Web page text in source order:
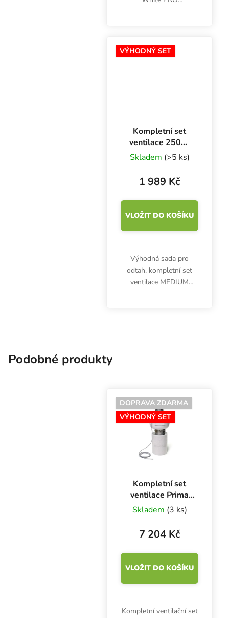
osvětlením na ploše 0.5
m2.
VÝHODNÝ SET
Kompletní set
ventilace 250W
MEDIUM - Ø 100
mm, odtah 200
m3/h
Skladem (>5 ks)
1 989 Kč
VLOŽIT DO KOŠÍKU
Výhodná sada pro
odtah, kompletní set
ventilace MEDIUM
Podobné produkty
DOPRAVA ZDARMA
VÝHODNÝ SET
Kompletní set
ventilace Prima
Klima PKVS
PK100-EC-TC,
100 mm - 580
m3/h
Skladem (3 ks)
7 204 Kč
VLOŽIT DO KOŠÍKU
Kompletní ventilační set